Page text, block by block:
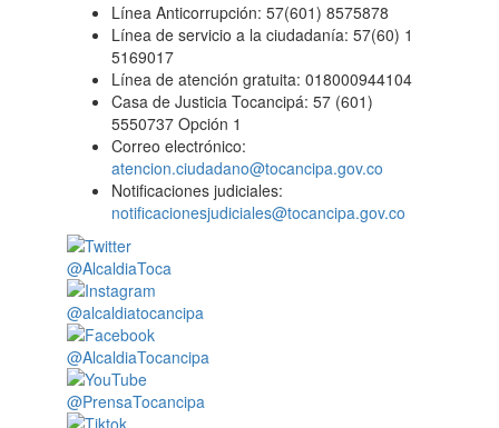
Línea Anticorrupción: 57(601) 8575878
Línea de servicio a la ciudadanía: 57(60) 1
5169017
Línea de atención gratuita: 018000944104
Casa de Justicia Tocancipá: 57 (601)
5550737 Opción 1
Correo electrónico:
atencion.ciudadano@tocancipa.gov.co
Notificaciones judiciales:
notificacionesjudiciales@tocancipa.gov.co
@AlcaldiaToca
@alcaldiatocancipa
@AlcaldiaTocancipa
@PrensaTocancipa